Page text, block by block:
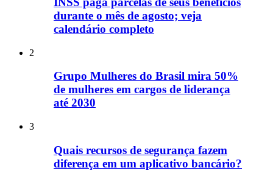
durante o mês de agosto; veja
calendário completo
2
Grupo Mulheres do Brasil mira 50%
de mulheres em cargos de liderança
até 2030
3
Quais recursos de segurança fazem
diferença em um aplicativo bancário?